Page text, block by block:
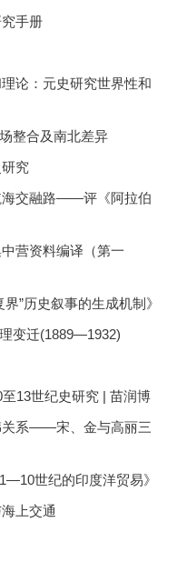
手册
论：元史研究世界性和
整合及南北差异
究
海交融路——评《阿拉伯
营资料编译（第一
”历史叙事的生成机制》
变迁(1889—1932)
13世纪史研究 | 苗润博
关系——宋、金与高丽三
世纪的印度洋贸易》
上交通